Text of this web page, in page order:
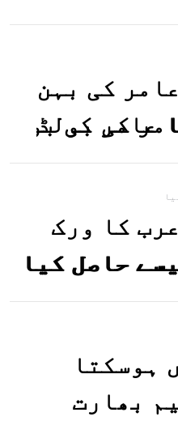
کی بہن
کی بولڈ
وائرل ہو
کا ورک
حاصل کیا
ہے؟جانیے
ہوسکتا
بھارت